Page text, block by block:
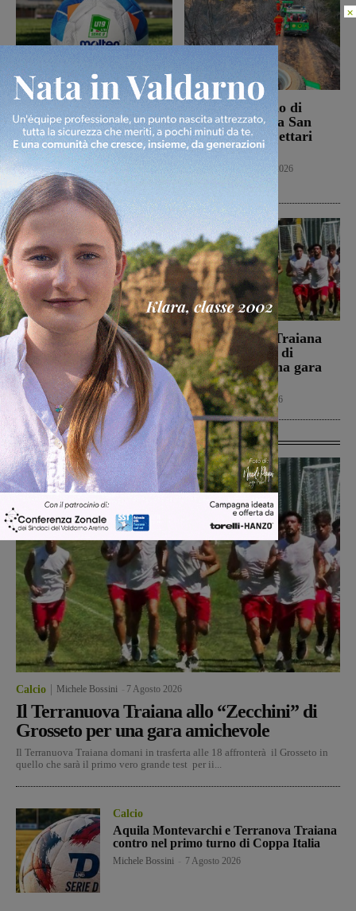
Campionato nazionale
Juniores, girone
interamente toscano per
Terranuova Traiana e
Montevarchi
Calcio Giovanili 8 Agosto 2026
Bucine, incendio di
oliveta e bosco a San
Pancrazio. Tre ettari
l’area bruciata
Cronaca 7 Agosto 2026
Autostrada, furgoncino a
fuoco tra Firenze sud e
Incisa Reggello
Cronaca 7 Agosto 2026
Il Terranuova Traiana
allo “Zecchini” di
Grosseto per una gara
amichevole
Calcio 7 Agosto 2026
Ultime Calcio
Calcio Michele Bossini 7 Agosto 2026
Il Terranuova Traiana allo “Zecchini” di
Grosseto per una gara amichevole
Il Terranuova Traiana domani in trasferta alle 18 affronterà il Grosseto in
quello che sarà il primo vero grande test per ii...
Calcio
Aquila Montevarchi e Terranova Traiana
contro nel primo turno di Coppa Italia
Michele Bossini 7 Agosto 2026
×